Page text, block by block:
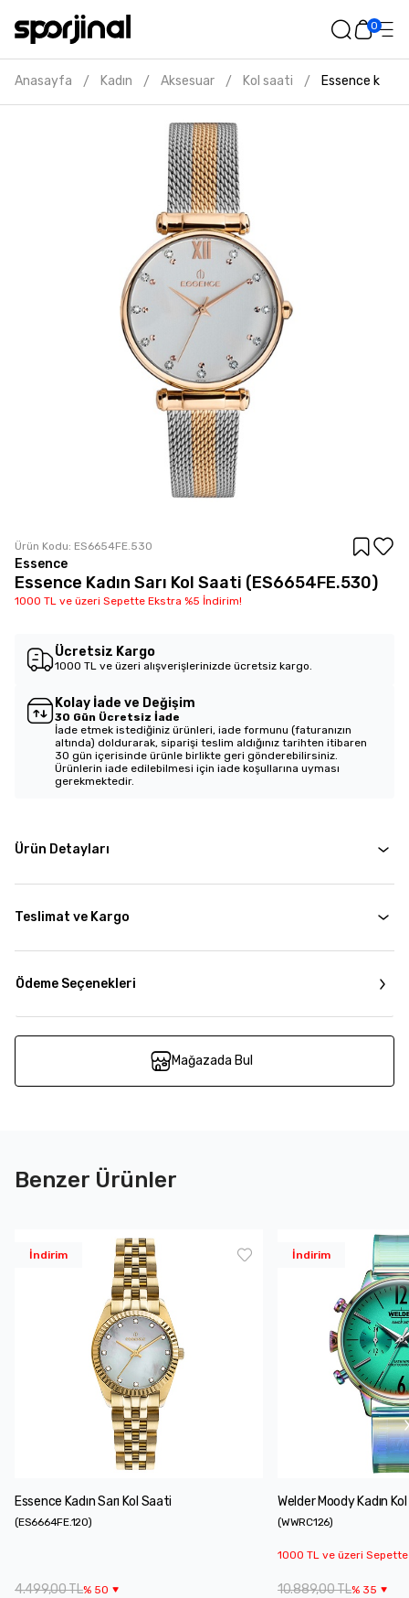
0
Anasayfa / Kadın / Aksesuar / Kol saati / Essence
Ürün Kodu: ES6654FE.530
Essence
Essence Kadın Sarı Kol Saati (ES6654FE.530)
1000 TL ve üzeri Sepette Ekstra %5 İndirim!
Ücretsiz Kargo
1000 TL ve üzeri alışverişlerinizde ücretsiz kargo.
Kolay İade ve Değişim
30 Gün Ücretsiz İade
İade etmek istediğiniz ürünleri, iade formunu (faturanızın
altında) doldurarak, siparişi teslim aldığınız tarihten itibaren
30 gün içerisinde ürünle birlikte geri gönderebilirsiniz.
Ürünlerin iade edilebilmesi için iade koşullarına uyması
gerekmektedir.
Ürün Detayları
Teslimat ve Kargo
Ödeme Seçenekleri
Mağazada Bul
Benzer Ürünler
İndirim
Essence Kadın Sarı Kol Saati
(ES6664FE.120)
4.499,00 TL% 50
İndirim
Welder Moody Kadın
(WWRC126)
1000 TL ve üzeri
10.889,00 TL% 35